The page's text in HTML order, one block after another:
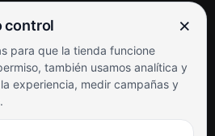
control ×
para que la tienda funcione
también usamos analítica y
experiencia, medir campañas y